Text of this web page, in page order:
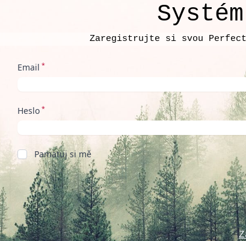
Zaregistrujte si svou
Email *
Heslo *
Pamatuj si mě